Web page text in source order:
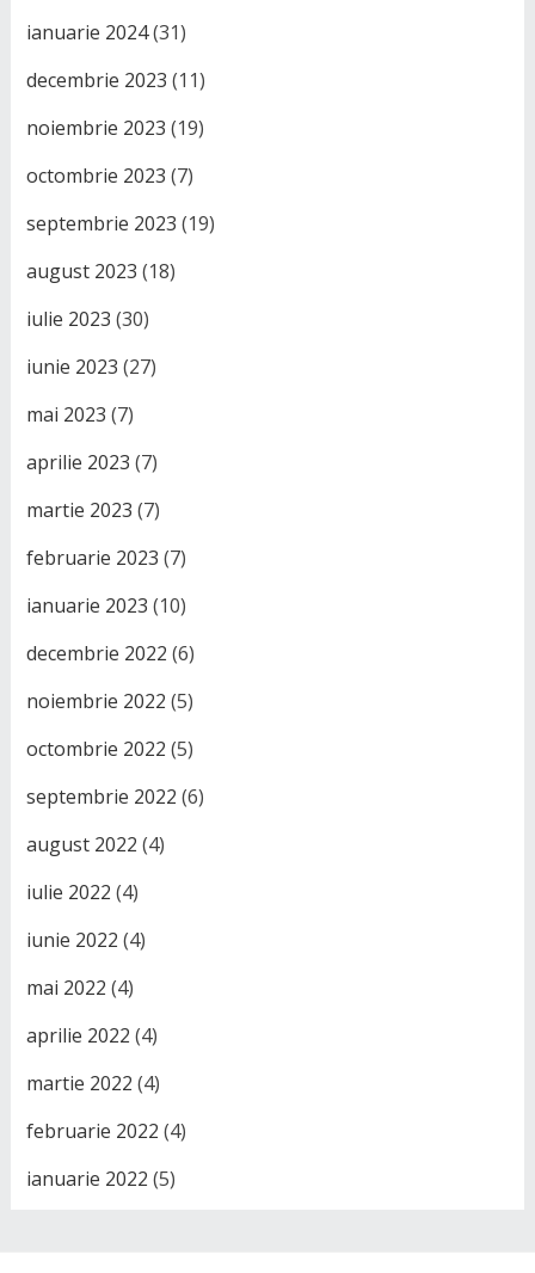
ianuarie 2024(31)
decembrie 2023 (11)
noiembrie 2023 (19)
octombrie 2023 (7)
septembrie 2023 (19)
august 2023 (18)
iulie 2023 (30)
iunie 2023 (27)
mai 2023 (7)
aprilie 2023 (7)
martie 2023 (7)
februarie 2023 (7)
ianuarie 2023 (10)
decembrie 2022 (6)
noiembrie 2022 (5)
octombrie 2022 (5)
septembrie 2022 (6)
august 2022 (4)
iulie 2022 (4)
iunie 2022 (4)
mai 2022 (4)
aprilie 2022 (4)
martie 2022 (4)
februarie 2022 (4)
ianuarie 2022 (5)